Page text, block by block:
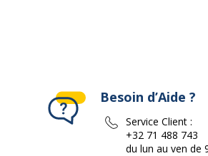
Besoin d’Aide ?
Service Client :
+32 71 488 743
du lun au ven de